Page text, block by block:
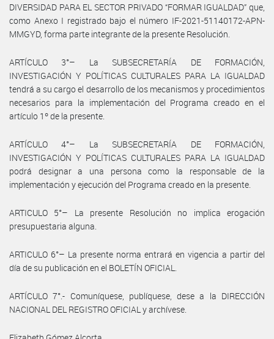
DIVERSIDAD PARA EL SECTOR PRIVADO “FORMAR IGUALDAD” que,
como Anexo I registrado bajo el número IF-2021-51140172-APN-
MMGYD, forma parte integrante de la presente Resolución.
ARTÍCULO 3°– La SUBSECRETARÍA DE FORMACIÓN,
INVESTIGACIÓN Y POLÍTICAS CULTURALES PARA LA IGUALDAD
tendrá a su cargo el desarrollo de los mecanismos y procedimientos
necesarios para la implementación del Programa creado en el
artículo 1º de la presente.
ARTÍCULO 4°– La SUBSECRETARÍA DE FORMACIÓN,
INVESTIGACIÓN Y POLÍTICAS CULTURALES PARA LA IGUALDAD
podrá designar a una persona como la responsable de la
implementación y ejecución del Programa creado en la presente.
ARTICULO 5°– La presente Resolución no implica erogación
presupuestaria alguna.
ARTICULO 6°– La presente norma entrará en vigencia a partir del
día de su publicación en el BOLETÍN OFICIAL.
ARTÍCULO 7°.- Comuníquese, publíquese, dese a la DIRECCIÓN
NACIONAL DEL REGISTRO OFICIAL y archívese.